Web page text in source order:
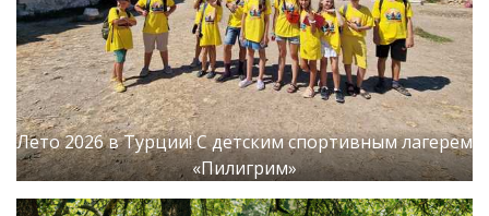
Лето 2026 в Турции! С детским спортивным лагерем
«Пилигрим»